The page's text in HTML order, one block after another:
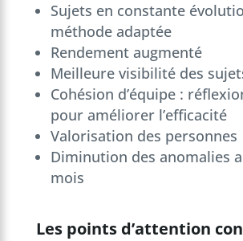
Sujets en constante
méthode adaptée
Rendement augmenté
Meilleure visibilité des
Cohésion d’équipe :
pour améliorer l’efficacité
Valorisation des personnes
Diminution des anomalies
mois
Les points d’attention